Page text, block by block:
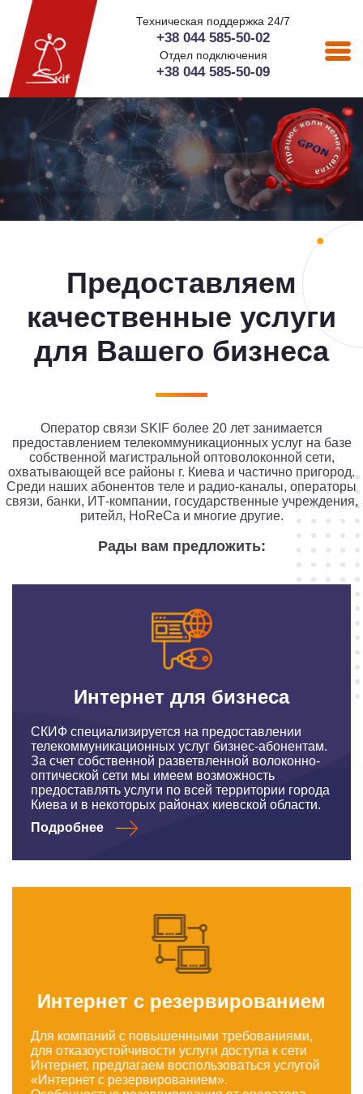
Техническая поддержка 24/7
+38 044 585-50-02
Отдел подключения
+38 044 585-50-09
Предоставляем
качественные услуги
для Вашего бизнеса
Оператор связи SKIF более 20 лет занимается
предоставлением телекоммуникационных услуг на базе
собственной магистральной оптоволоконной сети,
охватывающей все районы г. Киева и частично пригород.
Среди наших абонентов теле и радио-каналы, операторы
связи, банки, ИТ-компании, государственные учреждения,
ритейл, HoReCa и многие другие.
Рады вам предложить:
Интернет для бизнеса
СКИФ специализируется на предоставлении
телекоммуникационных услуг бизнес-абонентам.
За счет собственной разветвленной волоконно-
оптической сети мы имеем возможность
предоставлять услуги по всей территории города
Киева и в некоторых районах киевской области.
Подробнее
Интернет с резервированием
Для компаний с повышенными требованиями,
для отказоустойчивости услуги доступа к сети
Интернет, предлагаем воспользоваться услугой
«Интернет с резервированием».